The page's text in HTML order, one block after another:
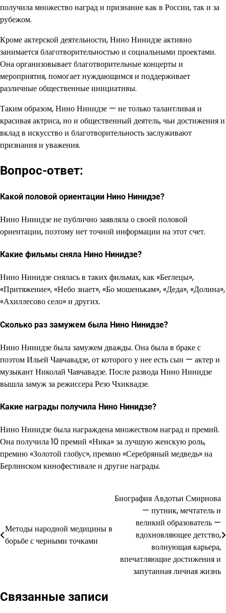
получила множество наград и признание как в России, так и за
рубежом.
Кроме актерской деятельности, Нино Нинидзе активно
занимается благотворительностью и социальными проектами.
Она организовывает благотворительные концерты и
мероприятия, помогает нуждающимся и поддерживает
различные общественные инициативы.
Таким образом, Нино Нинидзе — не только талантливая и
красивая актриса, но и общественный деятель, чьи достижения и
вклад в искусство и благотворительность заслуживают
признания и уважения.
Вопрос-ответ:
Какой половой ориентации Нино Нинидзе?
Нино Нинидзе не публично заявляла о своей половой
ориентации, поэтому нет точной информации на этот счет.
Какие фильмы сняла Нино Нинидзе?
Нино Нинидзе снялась в таких фильмах, как «Беглецы»,
«Притяжение», «Небо знает», «Бо мошенькам», «Деда», «Долина»,
«Ахиллесово село» и других.
Сколько раз замужем была Нино Нинидзе?
Нино Нинидзе была замужем дважды. Она была в браке с
поэтом Ильей Чавчавадзе, от которого у нее есть сын — актер и
музыкант Николай Чавчавадзе. После развода Нино Нинидзе
вышла замуж за режиссера Резо Чхиквадзе.
Какие награды получила Нино Нинидзе?
Нино Нинидзе была награждена множеством наград и премий.
Она получила 10 премий «Ника» за лучшую женскую роль,
премию «Золотой глобус», премию «Серебряный медведь» на
Берлинском кинофестивале и другие награды.
записям
Методы народной медицины в
борьбе с черными точками
Биография Авдотьи Смирнова
— путник, мечтатель и
великий образователь —
вдохновляющее детство,
волнующая карьера,
впечатляющие достижения и
запутанная личная жизнь
Связанные записи